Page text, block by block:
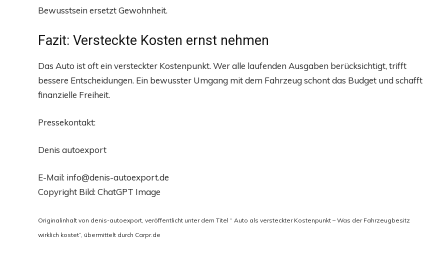
Bewusstsein ersetzt Gewohnheit.
Fazit: Versteckte Kosten ernst nehmen
Das Auto ist oft ein versteckter Kostenpunkt. Wer alle laufenden Ausgaben berücksichtigt, trifft
bessere Entscheidungen. Ein bewusster Umgang mit dem Fahrzeug schont das Budget und schafft
finanzielle Freiheit.
Pressekontakt:
Denis autoexport
E-Mail: info@denis-autoexport.de
Copyright Bild: ChatGPT Image
Originalinhalt von denis-autoexport, veröffentlicht unter dem Titel “ Auto als versteckter Kostenpunkt – Was der Fahrzeugbesitz
wirklich kostet“, übermittelt durch Carpr.de